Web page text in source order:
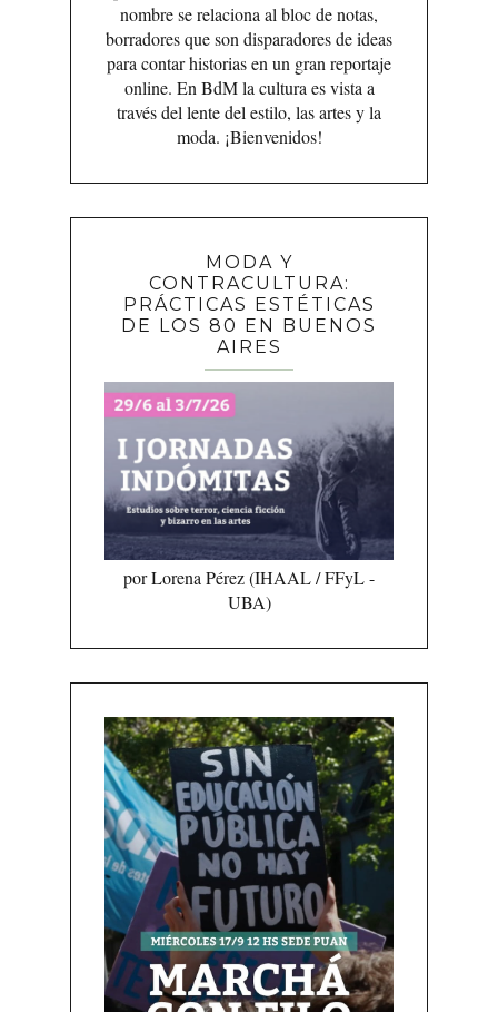
nombre se relaciona al bloc de notas,
borradores que son disparadores de ideas
para contar historias en un gran reportaje
online. En BdM la cultura es vista a
través del lente del estilo, las artes y la
moda. ¡Bienvenidos!
MODA Y
CONTRACULTURA:
PRÁCTICAS ESTÉTICAS
DE LOS 80 EN BUENOS
AIRES
por Lorena Pérez (IHAAL / FFyL -
UBA)